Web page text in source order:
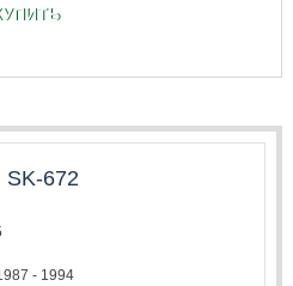
SK-672
- 1994